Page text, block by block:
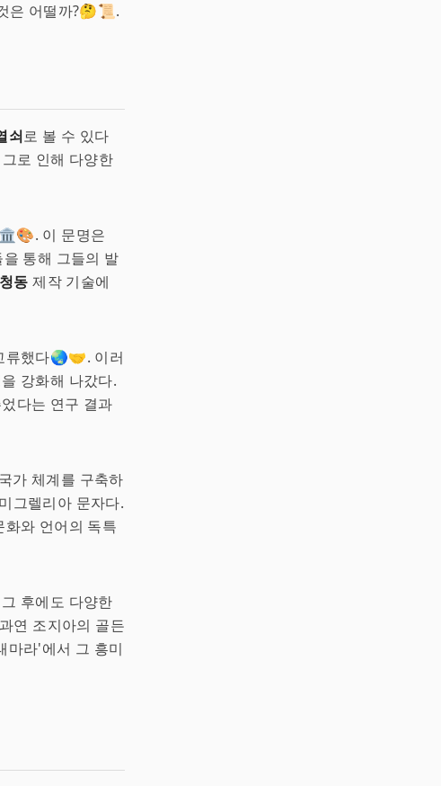
은 어떨까?🤔📜.
쇠로 볼 수 있다
로 인해 다양한
🏛️🎨. 이 문명은
통해 그들의 발
청동 제작 기술에
류했다🌏🤝. 이러
강화해 나갔다.
다는 연구 결과
가 체계를 구축하
그렐리아 문자다.
와 언어의 독특
후에도 다양한
연 조지아의 골든
마라'에서 그 흥미